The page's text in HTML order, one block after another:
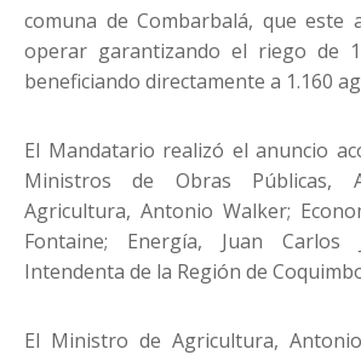
comuna de Combarbalá, que este
operar garantizando el riego de
beneficiando directamente a 1.160
El Mandatario realizó el anuncio
Ministros de Obras Públicas,
Agricultura, Antonio Walker;
Fontaine; Energía, Juan
Intendenta de la Región de
El Ministro de Agricultura,